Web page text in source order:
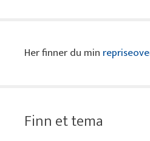
Her finner du min
Finn et tema